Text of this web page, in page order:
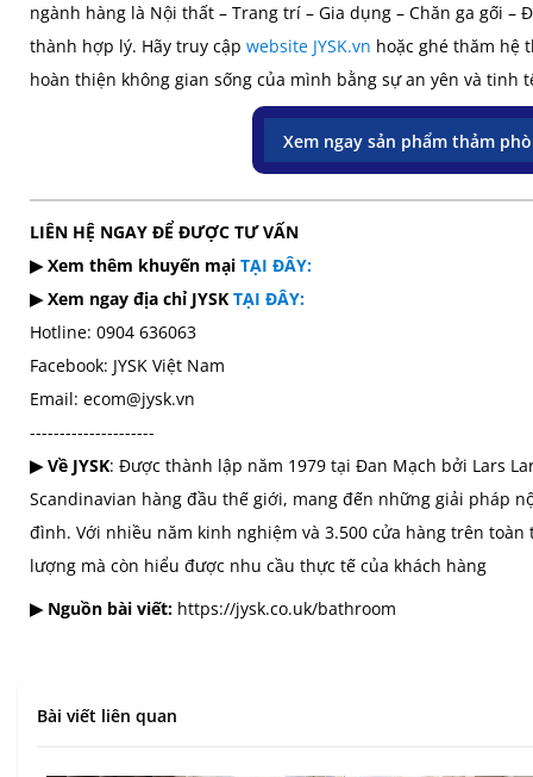
ngành hàng là Nội thất – Trang trí – Gia dụng – Chăn ga gối
thành hợp lý. Hãy truy cập website JYSK.vn hoặc ghé thăm hệ
hoàn thiện không gian sống của mình bằng sự an yên và tinh
Xem ngay sản phẩm thảm
LIÊN HỆ NGAY ĐỂ ĐƯỢC TƯ VẤN
▶ Xem thêm khuyến mại TẠI ĐÂY:
▶ Xem ngay địa chỉ JYSK TẠI ĐÂY:
Hotline: 0904 636063
Facebook: JYSK Việt Nam
Email: ecom@jysk.vn
---------------------
▶ Về JYSK: Được thành lập năm 1979 tại Đan Mạch bởi Lars
Scandinavian hàng đầu thế giới, mang đến những giải pháp
đình. Với nhiều năm kinh nghiệm và 3.500 cửa hàng trên toàn
lượng mà còn hiểu được nhu cầu thực tế của khách hàng
▶ Nguồn bài viết: https://jysk.co.uk/bathroom
Bài viết liên quan